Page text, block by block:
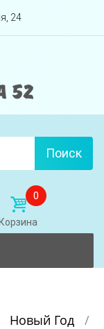
24
Поиск
0
Корзина
Новый Год
/